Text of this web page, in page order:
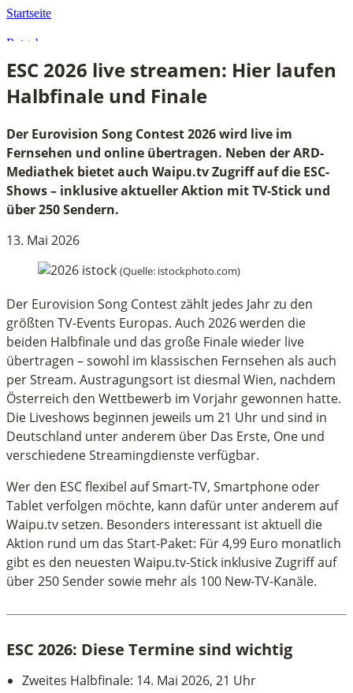
Alle anzeigen
Startseite
Ratgeber
ESC 2026 live streamen: Hier laufen Halbfinale und Finale
ESC 2026 live streamen: Hier laufen
Halbfinale und Finale
Der Eurovision Song Contest 2026 wird live im
Fernsehen und online übertragen. Neben der ARD-
Mediathek bietet auch Waipu.tv Zugriff auf die ESC-
Shows – inklusive aktueller Aktion mit TV-Stick und
über 250 Sendern.
13. Mai 2026
(Quelle: istockphoto.com)
Der Eurovision Song Contest zählt jedes Jahr zu den
größten TV-Events Europas. Auch 2026 werden die
beiden Halbfinale und das große Finale wieder live
übertragen – sowohl im klassischen Fernsehen als auch
per Stream. Austragungsort ist diesmal Wien, nachdem
Österreich den Wettbewerb im Vorjahr gewonnen hatte.
Die Liveshows beginnen jeweils um 21 Uhr und sind in
Deutschland unter anderem über Das Erste, One und
verschiedene Streamingdienste verfügbar.
Wer den ESC flexibel auf Smart-TV, Smartphone oder
Tablet verfolgen möchte, kann dafür unter anderem auf
Waipu.tv setzen. Besonders interessant ist aktuell die
Aktion rund um das Start-Paket: Für 4,99 Euro monatlich
gibt es den neuesten Waipu.tv-Stick inklusive Zugriff auf
über 250 Sender sowie mehr als 100 New-TV-Kanäle.
ESC 2026: Diese Termine sind wichtig
Zweites Halbfinale: 14. Mai 2026, 21 Uhr